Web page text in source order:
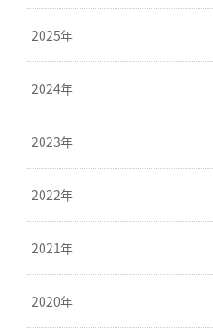
2025年
2024年
2023年
2022年
2021年
2020年